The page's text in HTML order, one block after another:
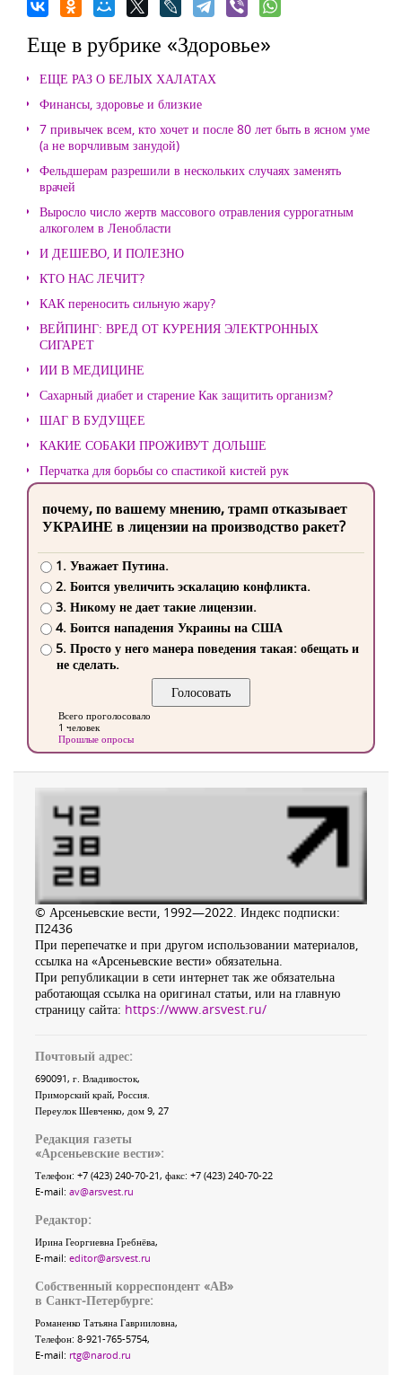
Еще в рубрике «Здоровье»
ЕЩЕ РАЗ О БЕЛЫХ ХАЛАТАХ
Финансы, здоровье и близкие
7 привычек всем, кто хочет и после 80 лет быть в ясном уме
(а не ворчливым занудой)
Фельдшерам разрешили в нескольких случаях заменять
врачей
Выросло число жертв массового отравления суррогатным
алкоголем в Ленобласти
И ДЕШЕВО, И ПОЛЕЗНО
КТО НАС ЛЕЧИТ?
КАК переносить сильную жару?
ВЕЙПИНГ: ВРЕД ОТ КУРЕНИЯ ЭЛЕКТРОННЫХ
СИГАРЕТ
ИИ В МЕДИЦИНЕ
Сахарный диабет и старение Как защитить организм?
ШАГ В БУДУЩЕЕ
КАКИЕ СОБАКИ ПРОЖИВУТ ДОЛЬШЕ
Перчатка для борьбы со спастикой кистей рук
почему, по вашему мнению, трамп отказывает
УКРАИНЕ в лицензии на производство ракет?
1. Уважает Путина.
2. Боится увеличить эскалацию конфликта.
3. Никому не дает такие лицензии.
4. Боится нападения Украины на США
5. Просто у него манера поведения такая: обещать и
не сделать.
Всего проголосовало
1 человек
Прошлые опросы
© Арсеньевские вести, 1992—2022. Индекс подписки:
П2436
При перепечатке и при другом использовании материалов,
ссылка на «Арсеньевские вести» обязательна.
При републикации в сети интернет так же обязательна
работающая ссылка на оригинал статьи, или на главную
страницу сайта: https://www.arsvest.ru/
Почтовый адрес:
690091, г. Владивосток,
Приморский край, Россия
Переулок Шевченко, дом 9, 27
Редакция газеты
«Арсеньевские вести»:
Телефон: +7 (423) 240-70-21, факс: +7 (423) 240-70-22
E-mail: av@arsvest.ru
Редактор:
Ирина Георгиевна Гребнёва,
E-mail: editor@arsvest.ru
Собственный корреспондент «АВ»
в Санкт-Петербурге:
Романенко Татьяна Гаврииловна,
Телефон: 8-921-765-5754,
E-mail: rtg@narod.ru